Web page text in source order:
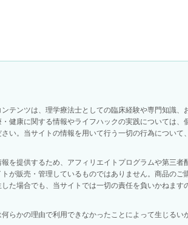
テンツは、理学療法士としての臨床経験や専門知識
健康に関する情報やライフハックの実践については
い。当サイトの情報を用いて行う一切の行為について
を提供するため、アフィリエイトプログラムや第三
が販売・管理しているものではありません。商品の
た場合でも、当サイトでは一切の責任を負いかねます
らかの理由で利用できなかったことによって生じる